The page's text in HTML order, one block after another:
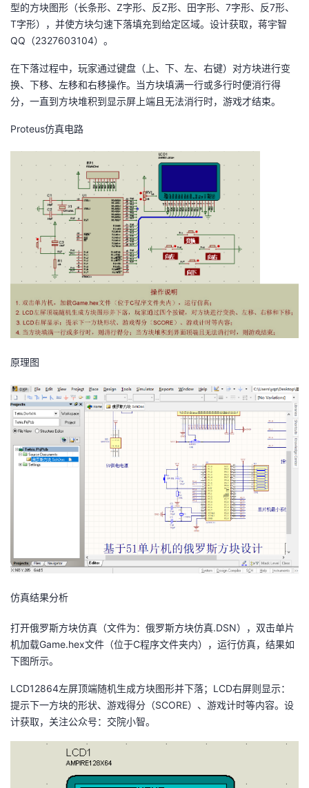
我
课
的
证
我
实
的
的
术
持
我
云
建
议
型的方块图形（长条形、Z字形、反Z形、田字形、7字形、反7形、
T字形），并使方块匀速下落填充到给定区域。设计获取，蒋宇智
QQ（2327603104）。
在下落过程中，玩家通过键盘（上、下、左、右键）对方块进行变
换、下移、左移和右移操作。当方块填满一行或多行时便消行得
分，一直到方块堆积到显示屏上端且无法消行时，游戏才结束。
Proteus仿真电路
原理图
仿真结果分析
打开俄罗斯方块仿真（文件为：俄罗斯方块仿真.DSN），双击单片
机加载Game.hex文件（位于C程序文件夹内），运行仿真，结果如
下图所示。
LCD12864左屏顶端随机生成方块图形并下落；LCD右屏则显示：
提示下一方块的形状、游戏得分（SCORE）、游戏计时等内容。设
计获取，关注公众号：交院小智。